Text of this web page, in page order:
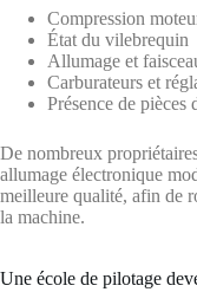
Compression
État du vilebrequin
Allumage et
Carburateurs et
Présence de pièces
De nombreux
allumage électronique
meilleure qualité, afin de
la machine.
Une école de pilotage